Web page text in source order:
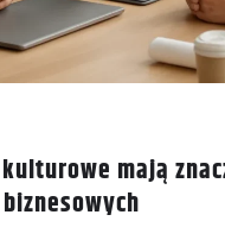
mają